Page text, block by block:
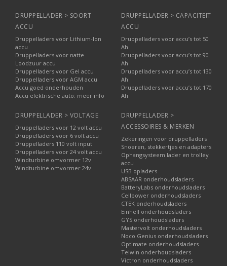
DRUPPELLADER > SOORT
ACCU
Druppelladers voor Lithium-Ion
accu
Druppelladers voor natte
Loodzuur accu
Druppelladers voor Gel accu
Druppelladers voor AGM accu
Accu goed onderhouden
Accu elektrische auto: meer info
DRUPPELLADER > CAPACITEIT
ACCU
Druppelladers voor accu’s tot 50
Ah
Druppelladers voor accu’s tot 90
Ah
Druppelladers voor accu’s tot 130
Ah
Druppelladers voor accu’s tot 170
Ah
DRUPPELLADER > VOLTAGE
Druppelladers voor 12 volt accu
Druppelladers voor 6 volt accu
Druppelladers 110 volt input
Druppelladers voor 24 volt accu
Windturbine omvormer 12v
Windturbine omvormer 24v
DRUPPELLADER >
ACCESSOIRES & MERKEN
Zekeringen voor druppelladers
Snoeren, stekkertjes en adapters
Ophangsysteem lader en trolley
accu
USB opladers
ABSAAR onderhoudsladers
BatteryLabs onderhoudsladers
Cellpower onderhoudsladers
CTEK onderhoudsladers
Einhell onderhoudsladers
GYS onderhoudsladers
Mastervolt onderhoudsladers
Noco Genius onderhoudsladers
Optimate onderhoudsladers
Telwin onderhoudsladers
Victron onderhoudsladers